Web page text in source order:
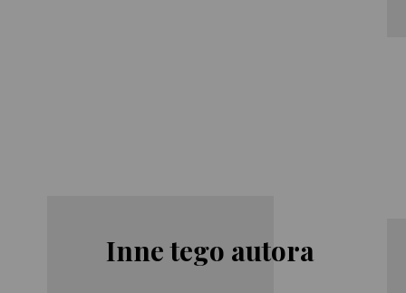
Inne tego autora
Stephen King Stephen King